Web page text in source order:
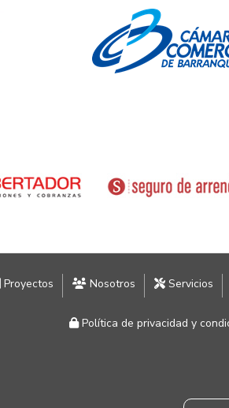
Proyectos Nosotros Servicios
Política de privacidad y